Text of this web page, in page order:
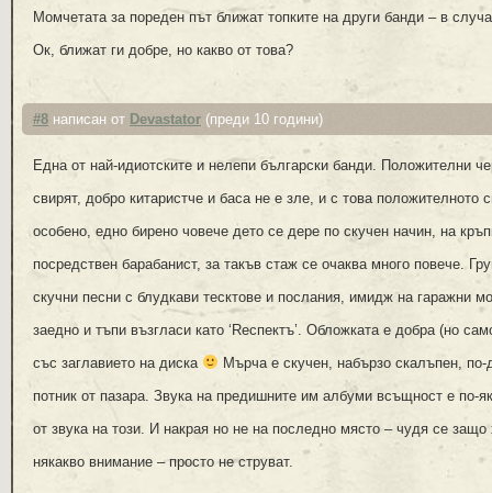
Момчетата за пореден път ближат топките на други банди – в
Ок, ближат ги добре, но какво от това?
#8 написан от Devastator (преди 10 години)
Една от най-идиотските и нелепи български банди. Положителни
свирят, добро китаристче и баса не е зле, и с това
особено, едно бирено човече дето се дере по скучен начин, на
посредствен барабанист, за такъв стаж се очаква много повече.
скучни песни с блудкави тесктове и послания, имидж на гаражни
заедно и тъпи възгласи като ‘Rеспектъ’. Обложката е добра (но
със заглавието на диска
Мърча е скучен, набързо скалъпен, по-
потник от пазара. Звука на предишните им албуми всъщност е по-
от звука на този. И накрая но не на последно място – чудя се
някакво внимание – просто не струват.